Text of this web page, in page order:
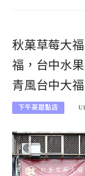
秋菓草莓大
福，台中水
青風台中大
下午茶甜點店